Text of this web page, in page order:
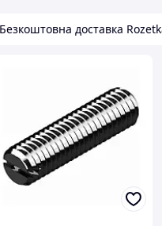
Безкоштовна доставка